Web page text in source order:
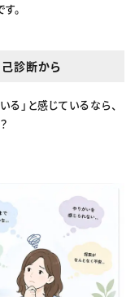
。
診断から
」と感じているなら、